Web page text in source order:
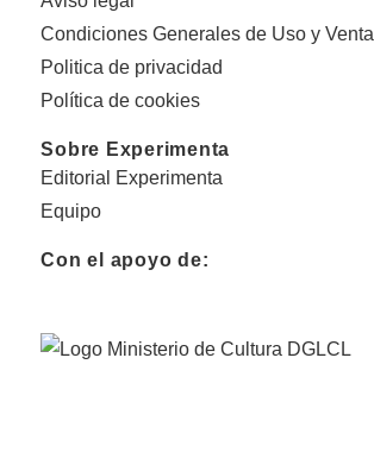
Condiciones Generales de Uso y Venta
Politica de privacidad
Política de cookies
Sobre Experimenta
Editorial Experimenta
Equipo
Con el apoyo de: